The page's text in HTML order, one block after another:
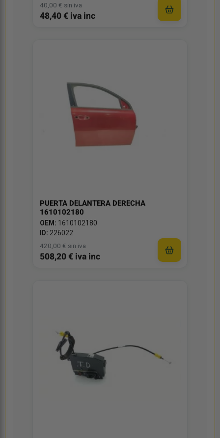
40,00 € sin iva
48,40 € iva inc
PUERTA DELANTERA DERECHA
1610102180
OEM: 1610102180
ID: 226022
420,00 € sin iva
508,20 € iva inc